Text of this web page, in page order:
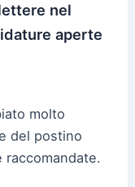
nel
aperte
molto
del postino